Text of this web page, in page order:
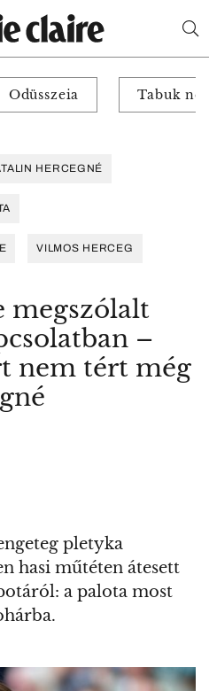
Odüsszeia Tabuk
HERCEGNÉ
VILMOS HERCEG
megszólalt
–
nem tért még
pletyka
hasi műtéten átesett
a palota most